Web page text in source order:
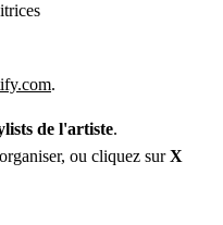
.
de l'artiste.
ou cliquez surX